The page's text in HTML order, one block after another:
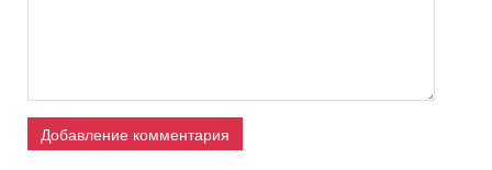
Добавление комментария